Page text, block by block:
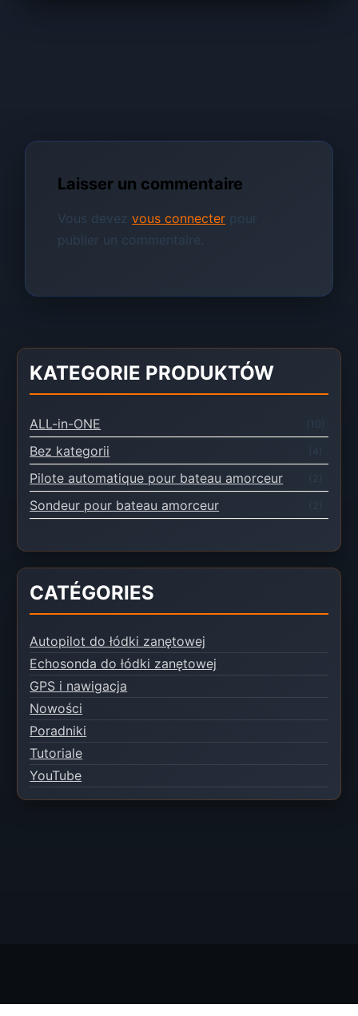
Laisser un commentaire
Vous devezvous connecter pour
publier un commentaire.
KATEGORIE PRODUKTÓW
ALL-in-ONE (10)
Bez kategorii (4)
Pilote automatique pour bateau amorceur
Sondeur pour bateau amorceur
CATÉGORIES
Autopilot do łódki zanętowej
Echosonda do łódki zanętowej
GPS i nawigacja
Nowości
Poradniki
Tutoriale
YouTube